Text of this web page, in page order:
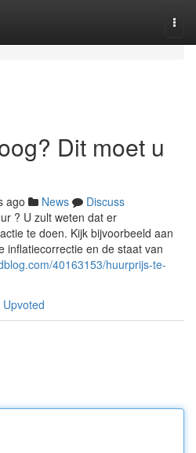
Dit moet u
ago News
Discuss
? U zult weten dat er
te doen. Kijk bijvoorbeeld aan
inflatiecorrectie en de staat van
40163153/huurprijs-te-